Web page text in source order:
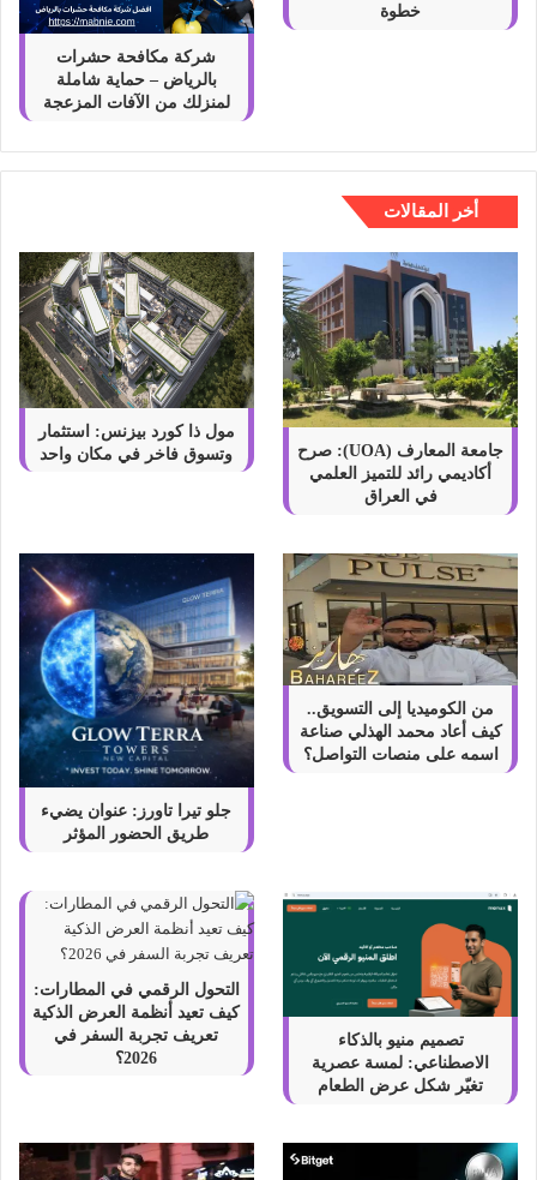
خطوة
شركة مكافحة حشرات
بالرياض – حماية شاملة
لمنزلك من الآفات المزعجة
أخر المقالات
جامعة المعارف (UOA): صرح
أكاديمي رائد للتميز العلمي
في العراق
مول ذا كورد بيزنس: استثمار
وتسوق فاخر في مكان واحد
من الكوميديا إلى التسويق..
كيف أعاد محمد الهذلي صناعة
اسمه على منصات التواصل؟
جلو تيرا تاورز: عنوان يضيء
طريق الحضور المؤثر
تصميم منيو بالذكاء
الاصطناعي: لمسة عصرية
تغيّر شكل عرض الطعام
التحول الرقمي في المطارات:
كيف تعيد أنظمة العرض الذكية
تعريف تجربة السفر في
2026؟